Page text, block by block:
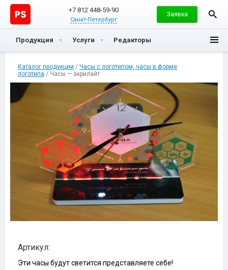
+7 812 448-59-90
Санкт-Петербург
Заявка
Продукция Услуги Редакторы
Каталог продукции / Часы с логотипом, часы в форме
логотипа / Часы — акрилайт
Артикул:
Эти часы будут светится представляете себе!